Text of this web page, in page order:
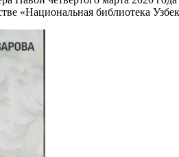
«Национальная библиотека